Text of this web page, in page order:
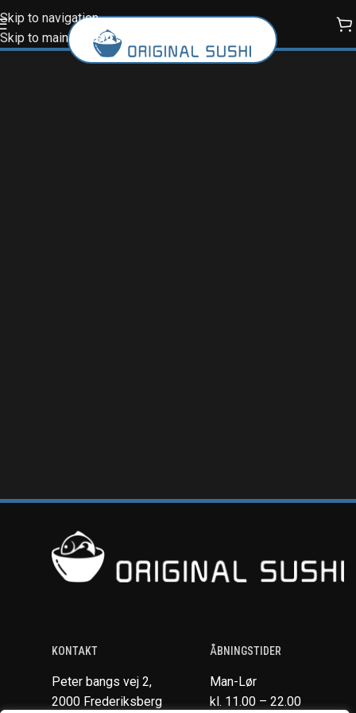
Skip to navigation
Skip to main content
KONTAKT
Peter bangs vej 2,
2000 Frederiksberg
ÅBNINGSTIDER
Man-Lør
kl. 11.00 – 22.00